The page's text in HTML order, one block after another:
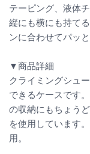
テーピング、液体
縦にも横にも持て
ンに合わせてパッ
▼商品詳細
クライミングシュ
できるケースです
の収納にもちょう
を使用しています
用。